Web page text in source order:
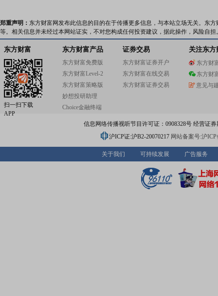
郑重声明： 东方财富网发布此信息的目的在于传播更多信息，与本站立场无关。东
等。相关信息并未经过本网站证实，不对您构成任何投资建议，据此操作，风险自担